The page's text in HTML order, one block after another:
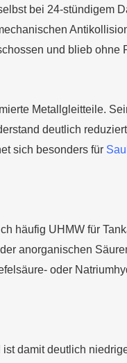
bei 24-stündigem
und blieb ohne
Metallgleitteile.
deutlich
sich besonders für
häufig UHMW für
anorganischen
oder
damit deutlich